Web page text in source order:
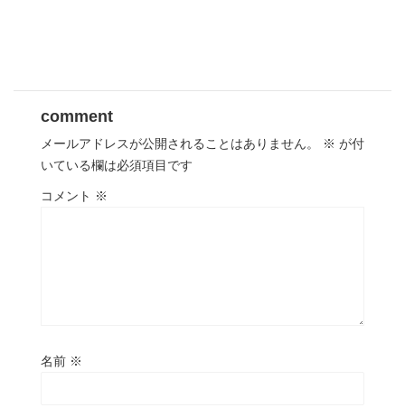
comment
メールアドレスが公開されることはありません。 ※ が付
いている欄は必須項目です
コメント ※
名前 ※